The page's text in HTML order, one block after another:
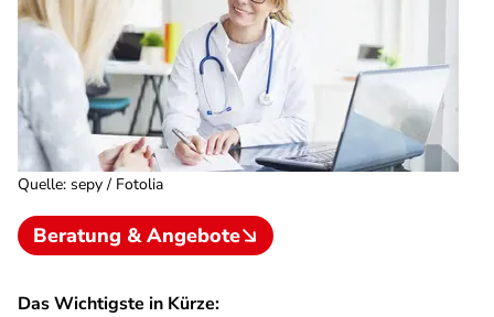
Quelle: sepy / Fotolia
Beratung & Angebote
Das Wichtigste in Kürze: